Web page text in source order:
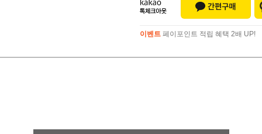
이벤트 페이포인트 적립 혜택 2배 UP!